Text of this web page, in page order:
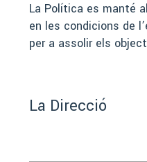
La Política es manté
en les condicions de
per a assolir els
La Direcció